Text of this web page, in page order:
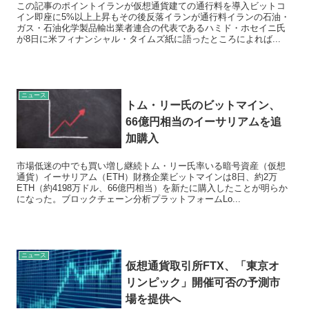
この記事のポイントイランが仮想通貨建ての通行料を導入ビットコ
イン即座に5%以上上昇もその後反落イランが通行料イランの石油・
ガス・石油化学製品輸出業者連合の代表であるハミド・ホセイニ氏
が8日に米フィナンシャル・タイムズ紙に語ったところによれば...
ニュース
トム・リー氏のビットマイン、
66億円相当のイーサリアムを追
加購入
市場低迷の中でも買い増し継続トム・リー氏率いる暗号資産（仮想
通貨）イーサリアム（ETH）財務企業ビットマインは8日、約2万
ETH（約4198万ドル、66億円相当）を新たに購入したことが明らか
になった。ブロックチェーン分析プラットフォームLo...
ニュース
仮想通貨取引所FTX、「東京オ
リンピック」開催可否の予測市
場を提供へ